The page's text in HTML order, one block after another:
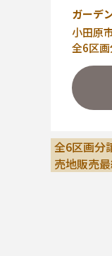
ガーデ
小田原
全6区
全6区画分
売地販売